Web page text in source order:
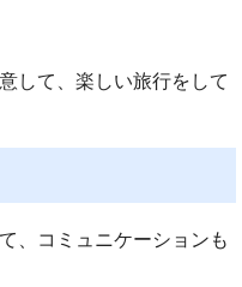
して、楽しい旅行をして
、コミュニケーションも